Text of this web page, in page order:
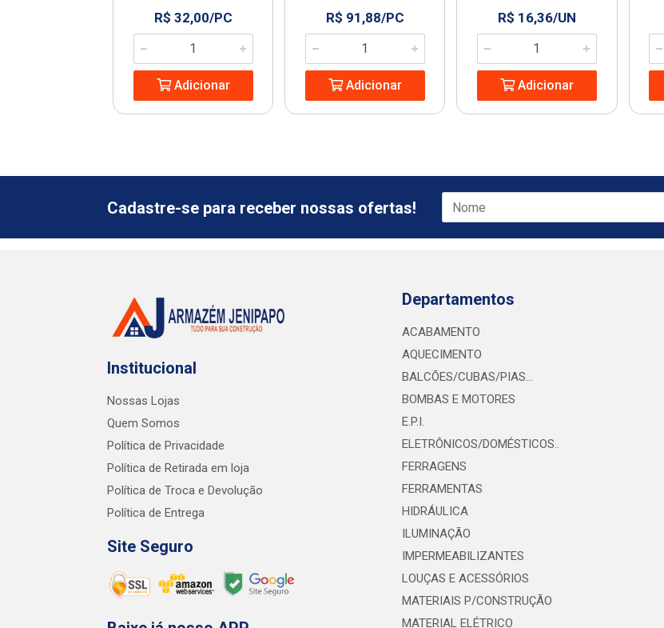
R$ 32,00/PC
Adicionar
R$ 91,88/PC
Adicionar
R$ 16,36/UN
Adicionar
Cadastre-se para receber nossas ofertas!
Institucional
Nossas Lojas
Quem Somos
Política de Privacidade
Política de Retirada em loja
Política de Troca e Devolução
Política de Entrega
Site Seguro
Departamentos
ACABAMENTO
AQUECIMENTO
BALCÕES/CUBAS/PIAS...
BOMBAS E MOTORES
E.P.I.
ELETRÔNICOS/DOMÉSTICOS..
FERRAGENS
FERRAMENTAS
HIDRÁULICA
ILUMINAÇÃO
IMPERMEABILIZANTES
LOUÇAS E ACESSÓRIOS
MATERIAIS P/CONSTRUÇÃO
MATERIAL ELÉTRICO